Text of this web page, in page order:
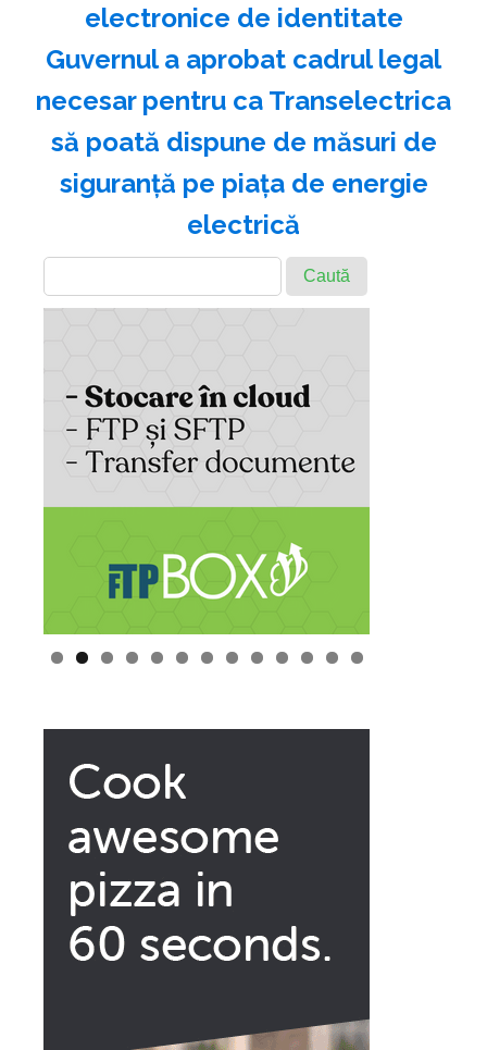
electronice de identitate
Guvernul a aprobat cadrul legal
necesar pentru ca Transelectrica
să poată dispune de măsuri de
siguranţă pe piaţa de energie
electrică